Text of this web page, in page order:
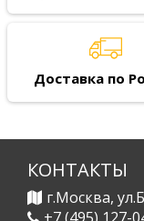
Доставка по
КОНТАКТЫ
г.Москва,
+7 (495) 127-